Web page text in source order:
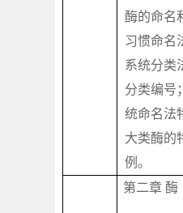
酶的命名
习惯命名
系统分类
分类编号
统命名法
大类酶的
例。
第二章 酶